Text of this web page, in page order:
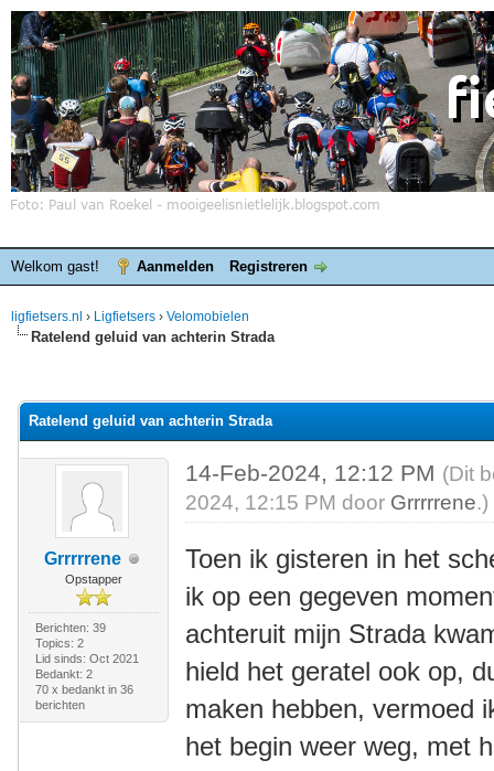
Welkom gast! Aanmelden Registreren
ligfietsers.nl › Ligfietsers › Velomobielen
Ratelend geluid van achterin Strada
Ratelend geluid van achterin Strada
Grrrrrene
Opstapper
Berichten: 39
Topics: 2
Lid sinds: Oct 2021
Bedankt: 2
70 x bedankt in 36
berichten
14-Feb-2024, 12:12 PM (Dit
2024, 12:15 PM door Grrrrrene.)
Toen ik gisteren in het
ik op een gegeven
achteruit mijn Strada
hield het geratel ook op,
maken hebben, vermoed
het begin weer weg, met